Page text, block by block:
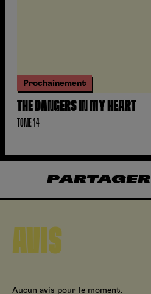
Prochainement
THE DANGERS IN MY HEART
TOME 14
PARTAGER
AVIS
Aucun avis pour le moment.